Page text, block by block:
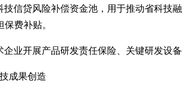
技信贷风险补偿资金池，用于推动省科
费补贴。
企业开展产品研发责任保险、关键研发设
成果创造